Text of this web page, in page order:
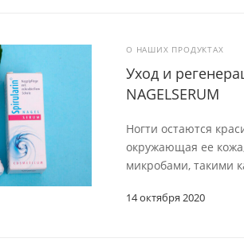
О НАШИХ ПРОДУКТАХ
14 октября 2020
Уход и
NAGELSERUM
Ногти остаются
окружающая ее
микробами, такими